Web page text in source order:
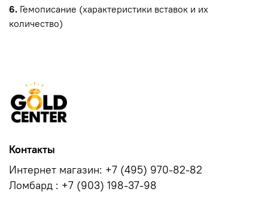
6. Гемописание (характеристики вставок и их
количество)
Контакты
Интернет магазин: +7 (495) 970-82-82
Ломбард : +7 (903) 198-37-98